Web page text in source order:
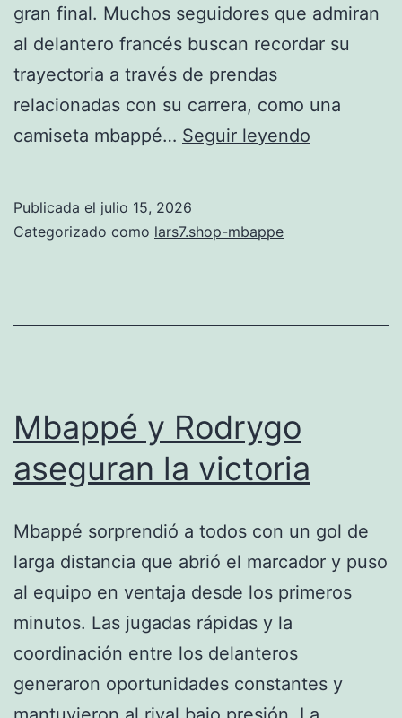
gran final. Muchos seguidores que admiran
al delantero francés buscan recordar su
trayectoria a través de prendas
relacionadas con su carrera, como una
camiseta mbappé… Seguir leyendo
en
tres
Mundiales
Publicada el julio 15, 2026
Categorizado como lars7.shop-mbappe
Mbappé y Rodrygo
aseguran la victoria
Mbappé sorprendió a todos con un gol de
larga distancia que abrió el marcador y puso
al equipo en ventaja desde los primeros
minutos. Las jugadas rápidas y la
coordinación entre los delanteros
generaron oportunidades constantes y